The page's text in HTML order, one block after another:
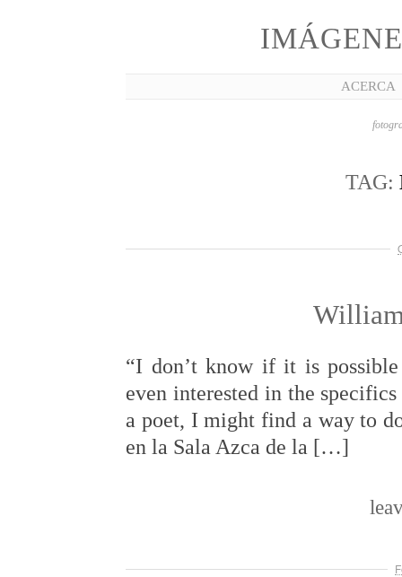
ACERCA
TAG:
“I don’t know if it is
even interested in the
a poet, I might find a way to
en la Sala Azca de la […]